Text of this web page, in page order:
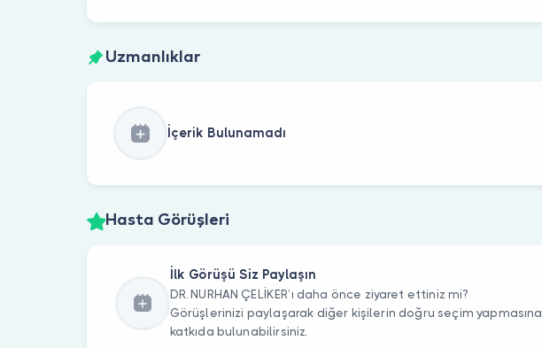
Uzmanlıklar
İçerik Bulunamadı
Hasta Görüşleri
İlk Görüşü Siz Paylaşın
DR. NURHAN ÇELİKER’ı daha önce ziyaret ettiniz mi?
Görüşlerinizi paylaşarak diğer kişilerin doğru seçim yapmasına
katkıda bulunabilirsiniz.